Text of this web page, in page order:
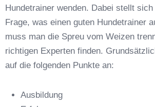
Anschrift
Hundetrainer wenden. Dabei stellt
Frage, was einen guten Hundetrainer
muss man die Spreu vom Weizen
richtigen Experten finden.
auf die folgenden Punkte an:
Ausbildung